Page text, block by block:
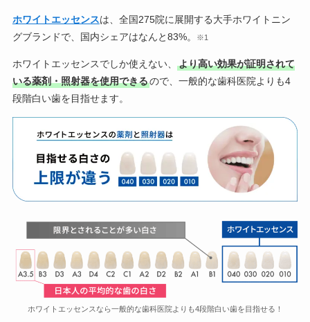
ホワイトエッセンスは、全国275院に展開する大手ホワイトニン
グブランドで、国内シェアはなんと83%。
※1
ホワイトエッセンスでしか使えない、
より高い効果が証明されて
いる薬剤・照射器を使用できるので、一般的な歯科医院よりも4
段階白い歯を目指せます。
ホワイトエッセンスなら一般的な歯科医院よりも4段階白い歯を目指せる！